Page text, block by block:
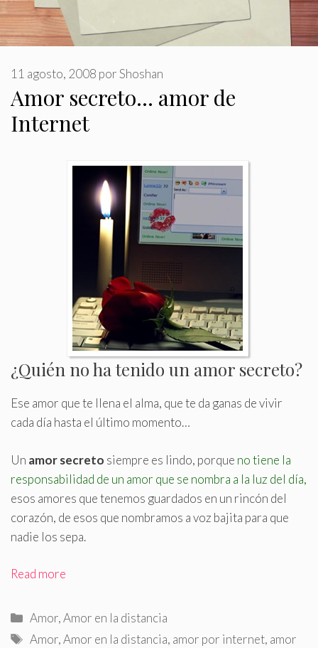
Amor secreto… amor de
Internet
11 agosto, 2008 porShoshan
¿Quién no ha tenido un amor secreto?
Ese amor que te llena el alma, que te da ganas de vivir
cada día hasta el último momento…
Un amor secreto siempre es lindo, porque no tiene la
responsabilidad de un amor que se nombra a la luz del día,
esos amores que tenemos guardados en un rincón del
corazón, de esos que nombramos a voz bajita para que
nadie los sepa.
Read more
Categorías
Amor,Amor en la distancia
Etiquetas
Amor,Amor en la distancia, amor por internet, amor